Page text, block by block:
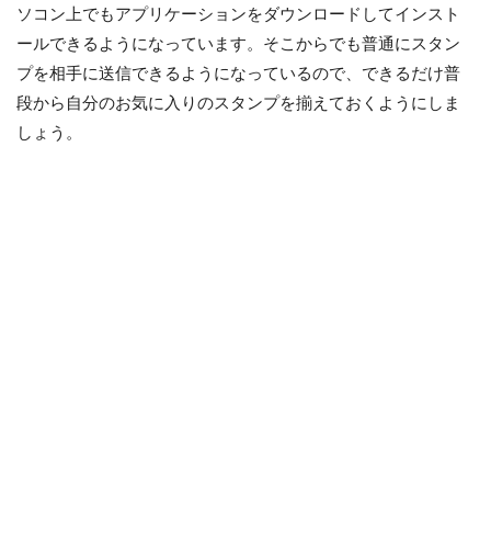
ソコン上でもアプリケーションをダウンロードしてインスト
ールできるようになっています。そこからでも普通にスタン
プを相手に送信できるようになっているので、できるだけ普
段から自分のお気に入りのスタンプを揃えておくようにしま
しょう。